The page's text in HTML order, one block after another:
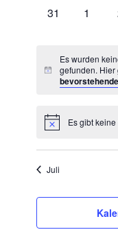
0
31
0
1
Es wurden
gefunden. Hier
Es gibt
Juli